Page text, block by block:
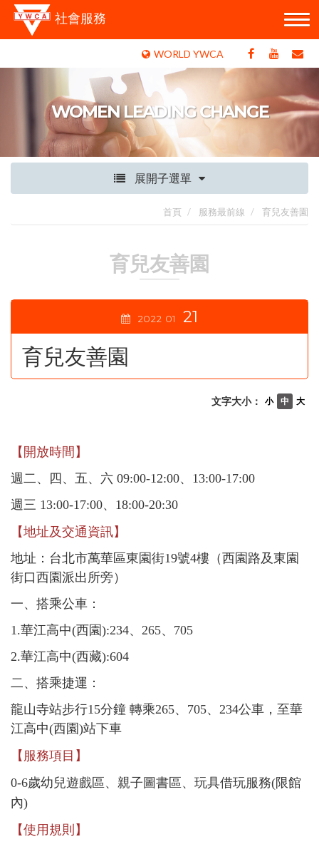
社會服務
WORLD YWCA
WOMEN LEADING CHANGE
展開子選單
首頁 服務最前線 育兒友善園
育兒友善園
2022 01 21
育兒友善園
大
中
小
文字大小：
【開放時間】
週二、四、五、六 09:00-12:00、13:00-17:00
週三 13:00-17:00、18:00-20:30
【地址及交通資訊】
地址：台北市萬華區東園街19號4樓（西園路及東園
街口西園派出所旁）
一、搭乘公車：
1.華江高中(西園):234、265、705
2.華江高中(西藏):604
二、搭乘捷運：
龍山寺站步行15分鐘 轉乘265、705、234公車，至華
江高中(西園)站下車
【服務項目】
0-6歲幼兒遊戲區、親子圖書區、玩具借玩服務(限館
內)
【使用規則】